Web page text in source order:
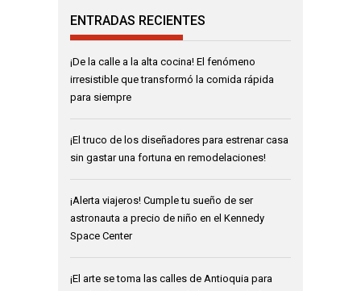
ENTRADAS RECIENTES
¡De la calle a la alta cocina! El fenómeno
irresistible que transformó la comida rápida
para siempre
¡El truco de los diseñadores para estrenar casa
sin gastar una fortuna en remodelaciones!
¡Alerta viajeros! Cumple tu sueño de ser
astronauta a precio de niño en el Kennedy
Space Center
¡El arte se toma las calles de Antioquia para